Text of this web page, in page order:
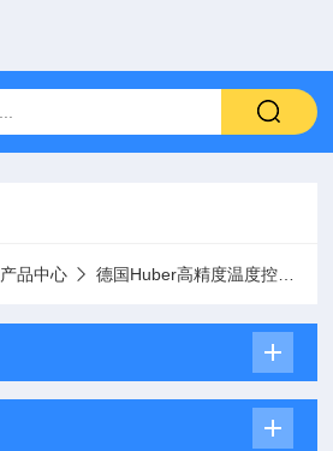
产品中心 德国Huber高精度温度控制器